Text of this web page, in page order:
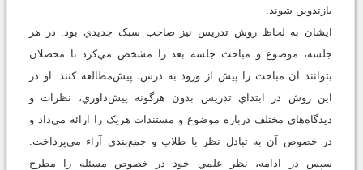
بازتدوين شوند.
ایشان به لحاظ روش تدريس نيز صاحب سبک جديدي بود. در هر
جلسه، موضوع و مباحث جلسه بعد را مشخص مي‌کرد تا محصلان
بتوانند آن مباحث را پيش از ورود به درس، پيش‌مطالعه کنند. او در
اين روش در ابتداي تدريس بدون هر‌گونه پيش‌داوري، نظرات و
ديدگاه‌هاي مختلف درباره موضوع و مستندات هريک را ارائه می‌داد و
در خصوص آن به تبادل نظر با طلاب و جمع‌بندي آراء مي‌پرداخت.
سپس در ادامه، نظر علمي خود در خصوص مسئله را مطرح